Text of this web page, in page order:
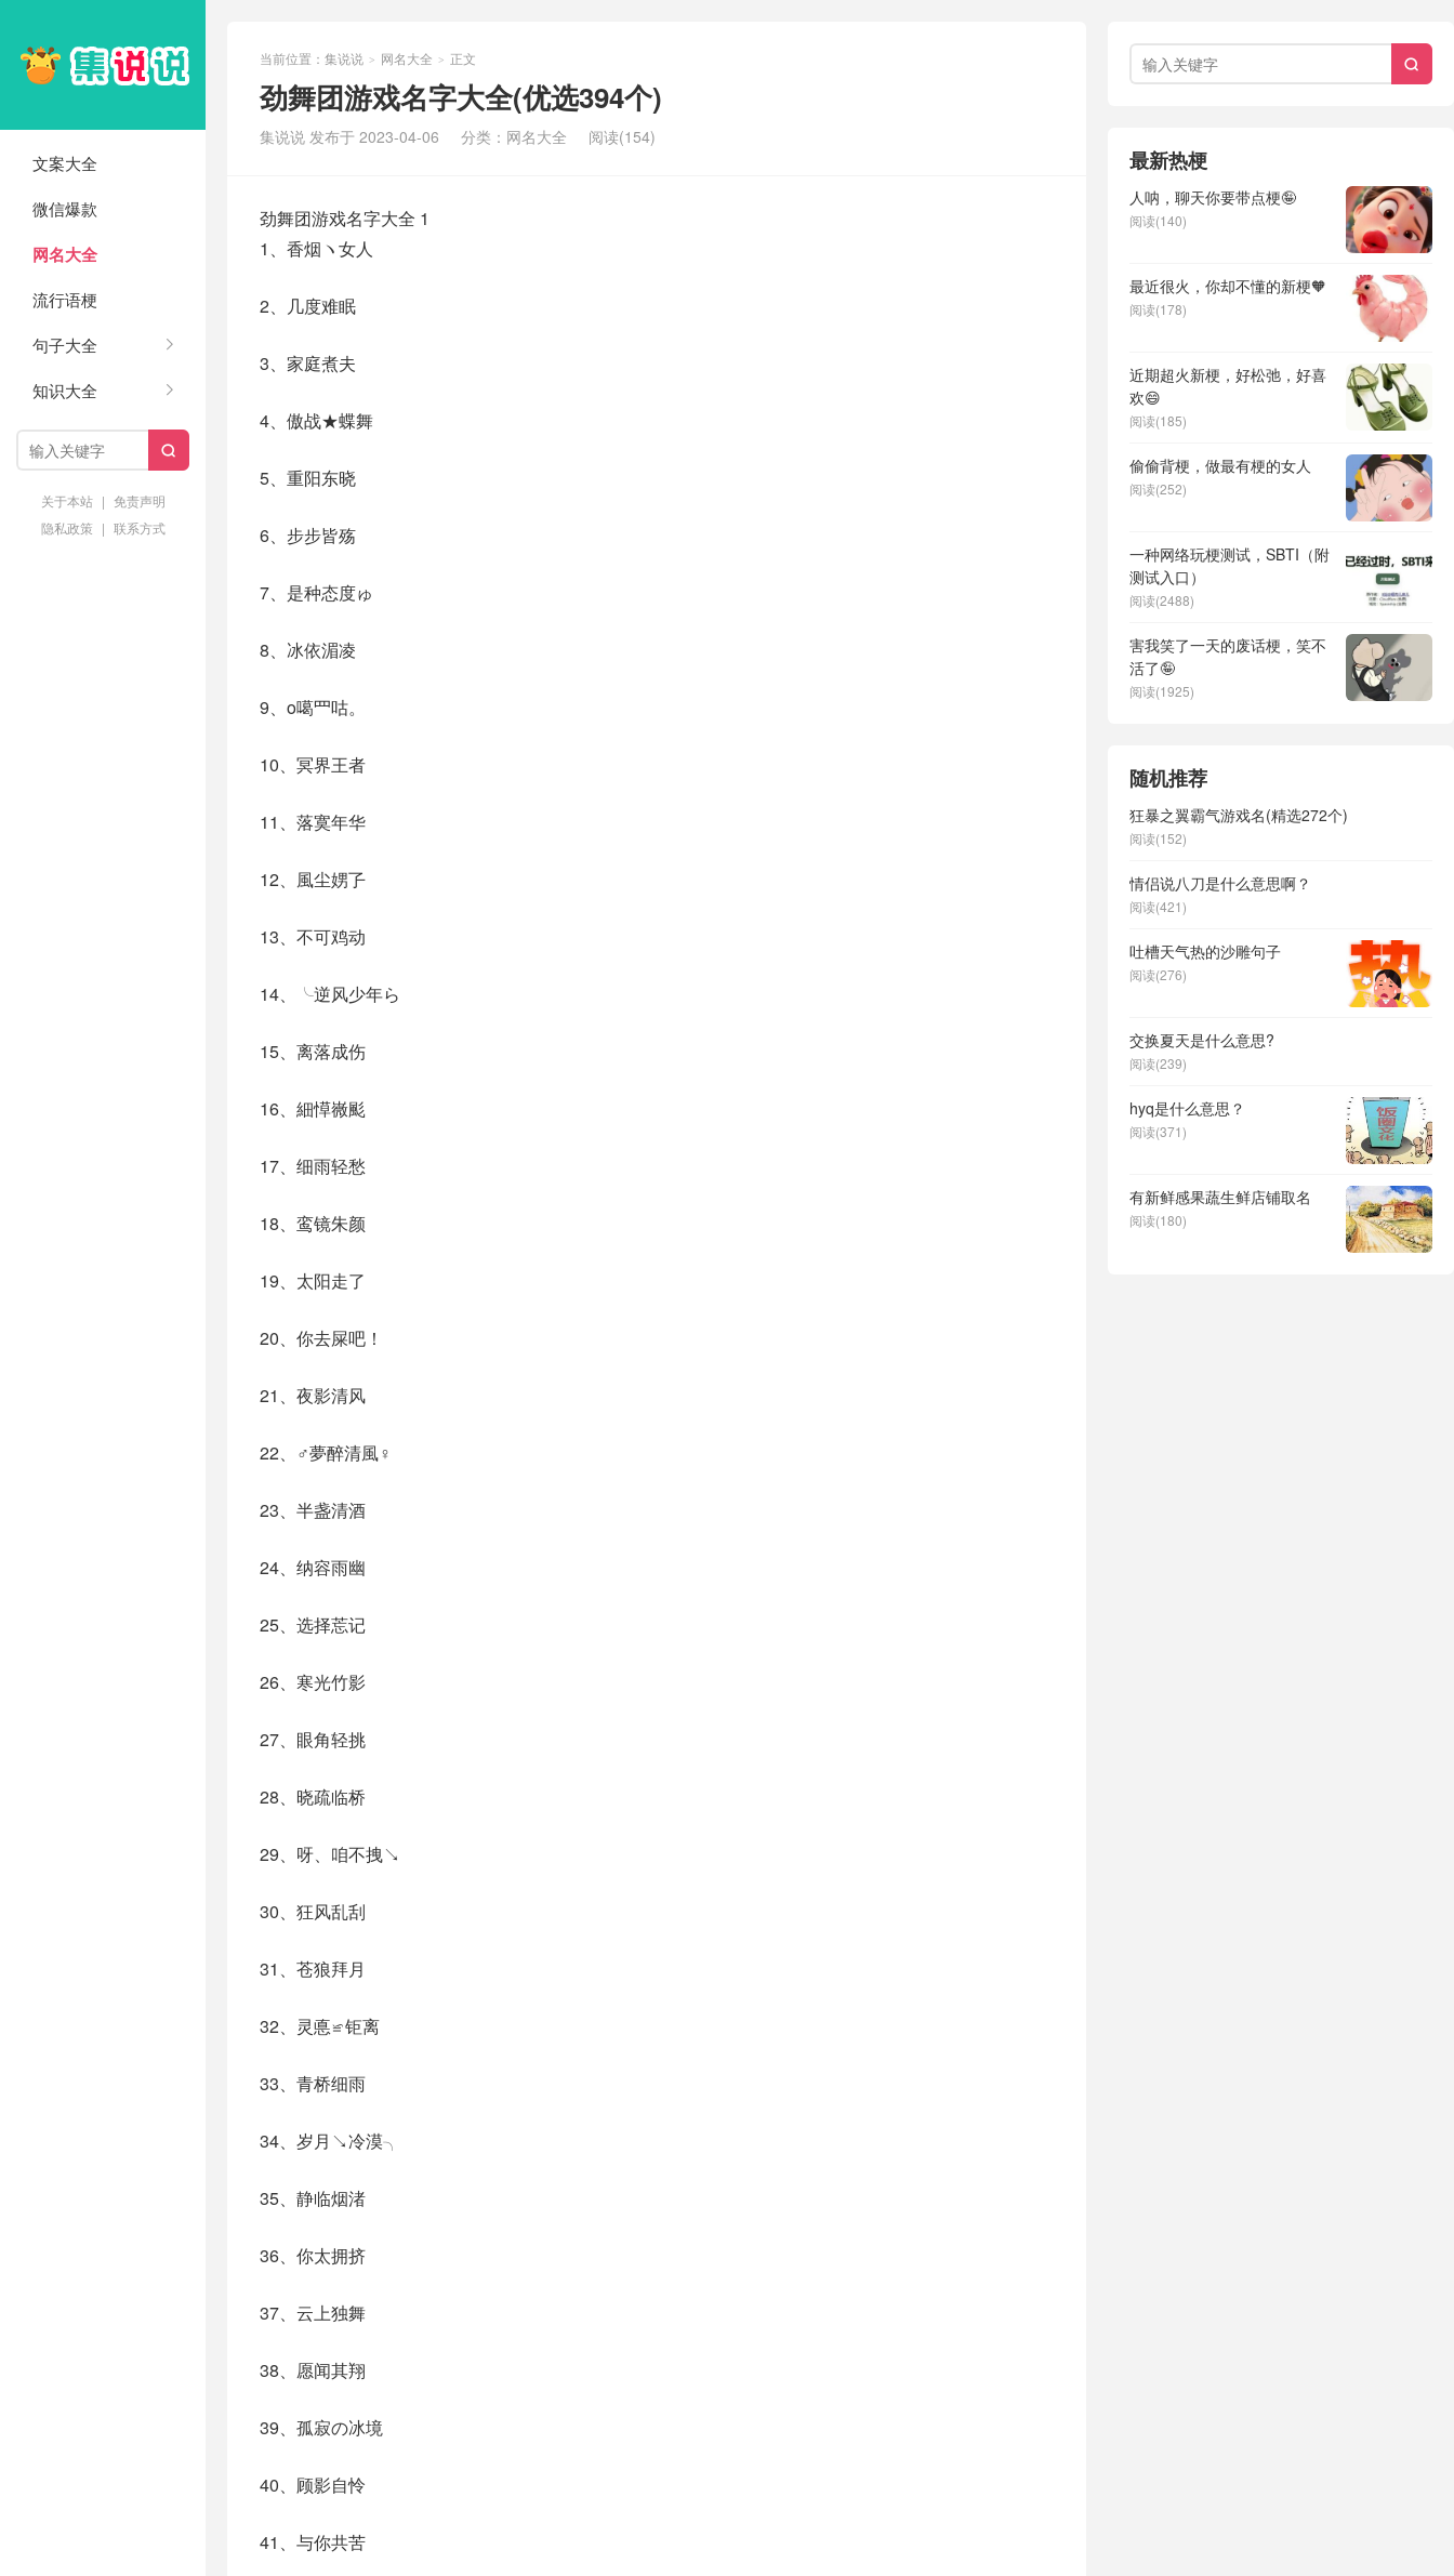
文案大全
微信爆款
网名大全
流行语梗
句子大全
知识大全

关于本站 | 免责声明
隐私政策 | 联系方式
当前位置： 集说说 > 网名大全 > 正文
劲舞团游戏名字大全(优选394个)
集说说 发布于 2023-04-06 分类： 网名大全 阅读(154)
劲舞团游戏名字大全 1
1、香烟ヽ女人
2、几度难眠
3、家庭煮夫
4、傲战★蝶舞
5、重阳东晓
6、步步皆殇
7、是种态度ゅ
8、冰依湄凌
9、o噶罒咕。
10、冥界王者
11、落寞年华
12、風尘娚孒
13、不可鸡动
14、╰逆风少年ら
15、离落成伤
16、細愺嶶颩
17、细雨轻愁
18、鸾镜朱颜
19、太阳走了
20、你去屎吧！
21、夜影清风
22、♂夢醉清風♀
23、半盏清酒
24、纳容雨幽
25、选择莣记
26、寒光竹影
27、眼角轻挑
28、晓疏临桥
29、呀、咱不拽↘
30、狂风乱刮
31、苍狼拜月
32、灵悳≌钜离
33、青桥细雨
34、岁月↘冷漠╮
35、静临烟渚
36、你太拥挤
37、云上独舞
38、愿闻其翔
39、孤寂の冰境
40、顾影自怜
41、与你共苦

最新热梗
人呐，聊天你要带点梗🤪
阅读(140)
最近很火，你却不懂的新梗🧡
阅读(178)
近期超火新梗，好松弛，好喜
欢😄
阅读(185)
偷偷背梗，做最有梗的女人
阅读(252)
一种网络玩梗测试，SBTI（附
测试入口）
阅读(2488)
害我笑了一天的废话梗，笑不
活了🤪
阅读(1925)
随机推荐
狂暴之翼霸气游戏名(精选272个)
阅读(152)
情侣说八刀是什么意思啊？
阅读(421)
吐槽天气热的沙雕句子
阅读(276)
交换夏天是什么意思?
阅读(239)
hyq是什么意思？
阅读(371)
有新鲜感果蔬生鲜店铺取名
阅读(180)